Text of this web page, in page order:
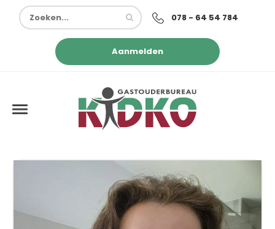
078 - 64 54 784
Aanmelden